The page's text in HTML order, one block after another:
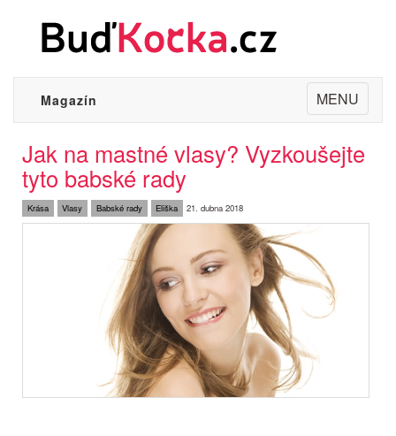
Toggle
navigation
MENU
Magazín
Jak na mastné vlasy? Vyzkoušejte
tyto babské rady
Krása Vlasy Babské rady Eliška 21. dubna 2018